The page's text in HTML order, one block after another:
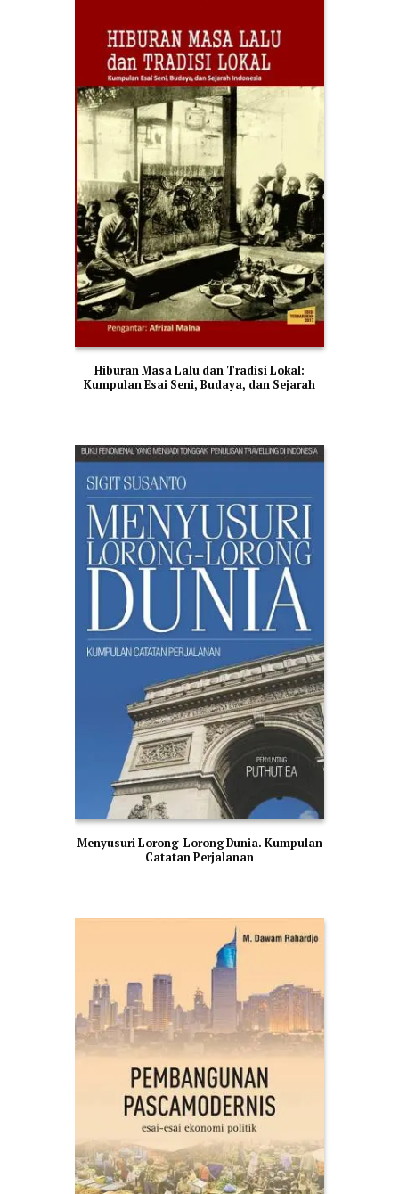
Hiburan Masa Lalu dan Tradisi Lokal:
Kumpulan Esai Seni, Budaya, dan Sejarah
Menyusuri Lorong-Lorong Dunia. Kumpulan
Catatan Perjalanan